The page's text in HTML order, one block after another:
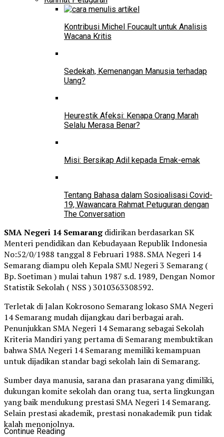
Kontribusi Michel Foucault untuk Analisis
Wacana Kritis
Sedekah, Kemenangan Manusia terhadap
Uang?
Heurestik Afeksi: Kenapa Orang Marah
Selalu Merasa Benar?
Misi: Bersikap Adil kepada Emak-emak
Tentang Bahasa dalam Sosioalisasi Covid-
19, Wawancara Rahmat Petuguran dengan
The Conversation
SMA Negeri 14 Semarangdidirikan berdasarkan SK
Menteri pendidikan dan Kebudayaan Republik Indonesia
No:52/0/1988 tanggal 8 Februari 1988. SMA Negeri 14
Semarang diampu oleh Kepala SMU Negeri 3 Semarang (
Bp. Soetiman ) mulai tahun 1987 s.d. 1989, Dengan Nomor
Statistik Sekolah ( NSS ) 3010363308592.
Terletak di Jalan Kokrosono Semarang lokaso SMA Negeri
14 Semarang mudah dijangkau dari berbagai arah.
Penunjukkan SMA Negeri 14 Semarang sebagai Sekolah
Kriteria Mandiri yang pertama di Semarang membuktikan
bahwa SMA Negeri 14 Semarang memiliki kemampuan
untuk dijadikan standar bagi sekolah lain di Semarang.
Sumber daya manusia, sarana dan prasarana yang dimiliki,
dukungan komite sekolah dan orang tua, serta lingkungan
yang baik mendukung prestasi SMA Negeri 14 Semarang.
Selain prestasi akademik, prestasi nonakademik pun tidak
kalah menonjolnya.
Continue Reading